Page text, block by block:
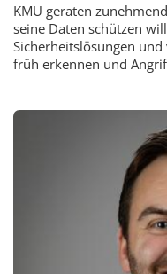
KMU geraten
seine Daten schützen
Sicherheitslösungen
früh erkennen und